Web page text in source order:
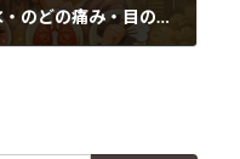
…そのつらい症状、実は“黄砂”かも?!